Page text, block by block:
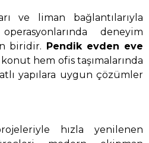
ve liman bağlantılarıyla
deneyim
biridir.
Pendik evden eve
hem ofis taşımalarında
yapılara uygun çözümler
hızla yenilenen